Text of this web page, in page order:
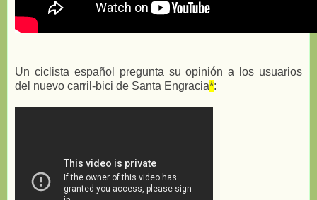
Un ciclista español pregunta su opinión a los usuarios
del nuevo carril-bici de Santa Engracia*: